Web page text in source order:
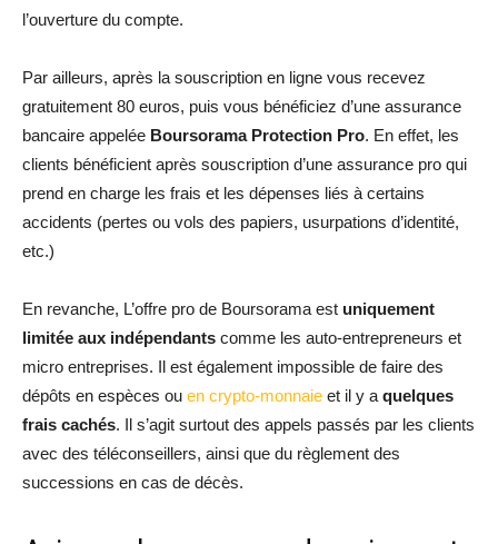
l’ouverture du compte.
Par ailleurs, après la souscription en ligne vous recevez
gratuitement 80 euros, puis vous bénéficiez d’une assurance
bancaire appelée Boursorama Protection Pro. En effet, les
clients bénéficient après souscription d’une assurance pro qui
prend en charge les frais et les dépenses liés à certains
accidents (pertes ou vols des papiers, usurpations d’identité,
etc.)
En revanche, L’offre pro de Boursorama est uniquement
limitée aux indépendants comme les auto-entrepreneurs et
micro entreprises. Il est également impossible de faire des
dépôts en espèces ou en crypto-monnaie et il y a quelques
frais cachés. Il s’agit surtout des appels passés par les clients
avec des téléconseillers, ainsi que du règlement des
successions en cas de décès.